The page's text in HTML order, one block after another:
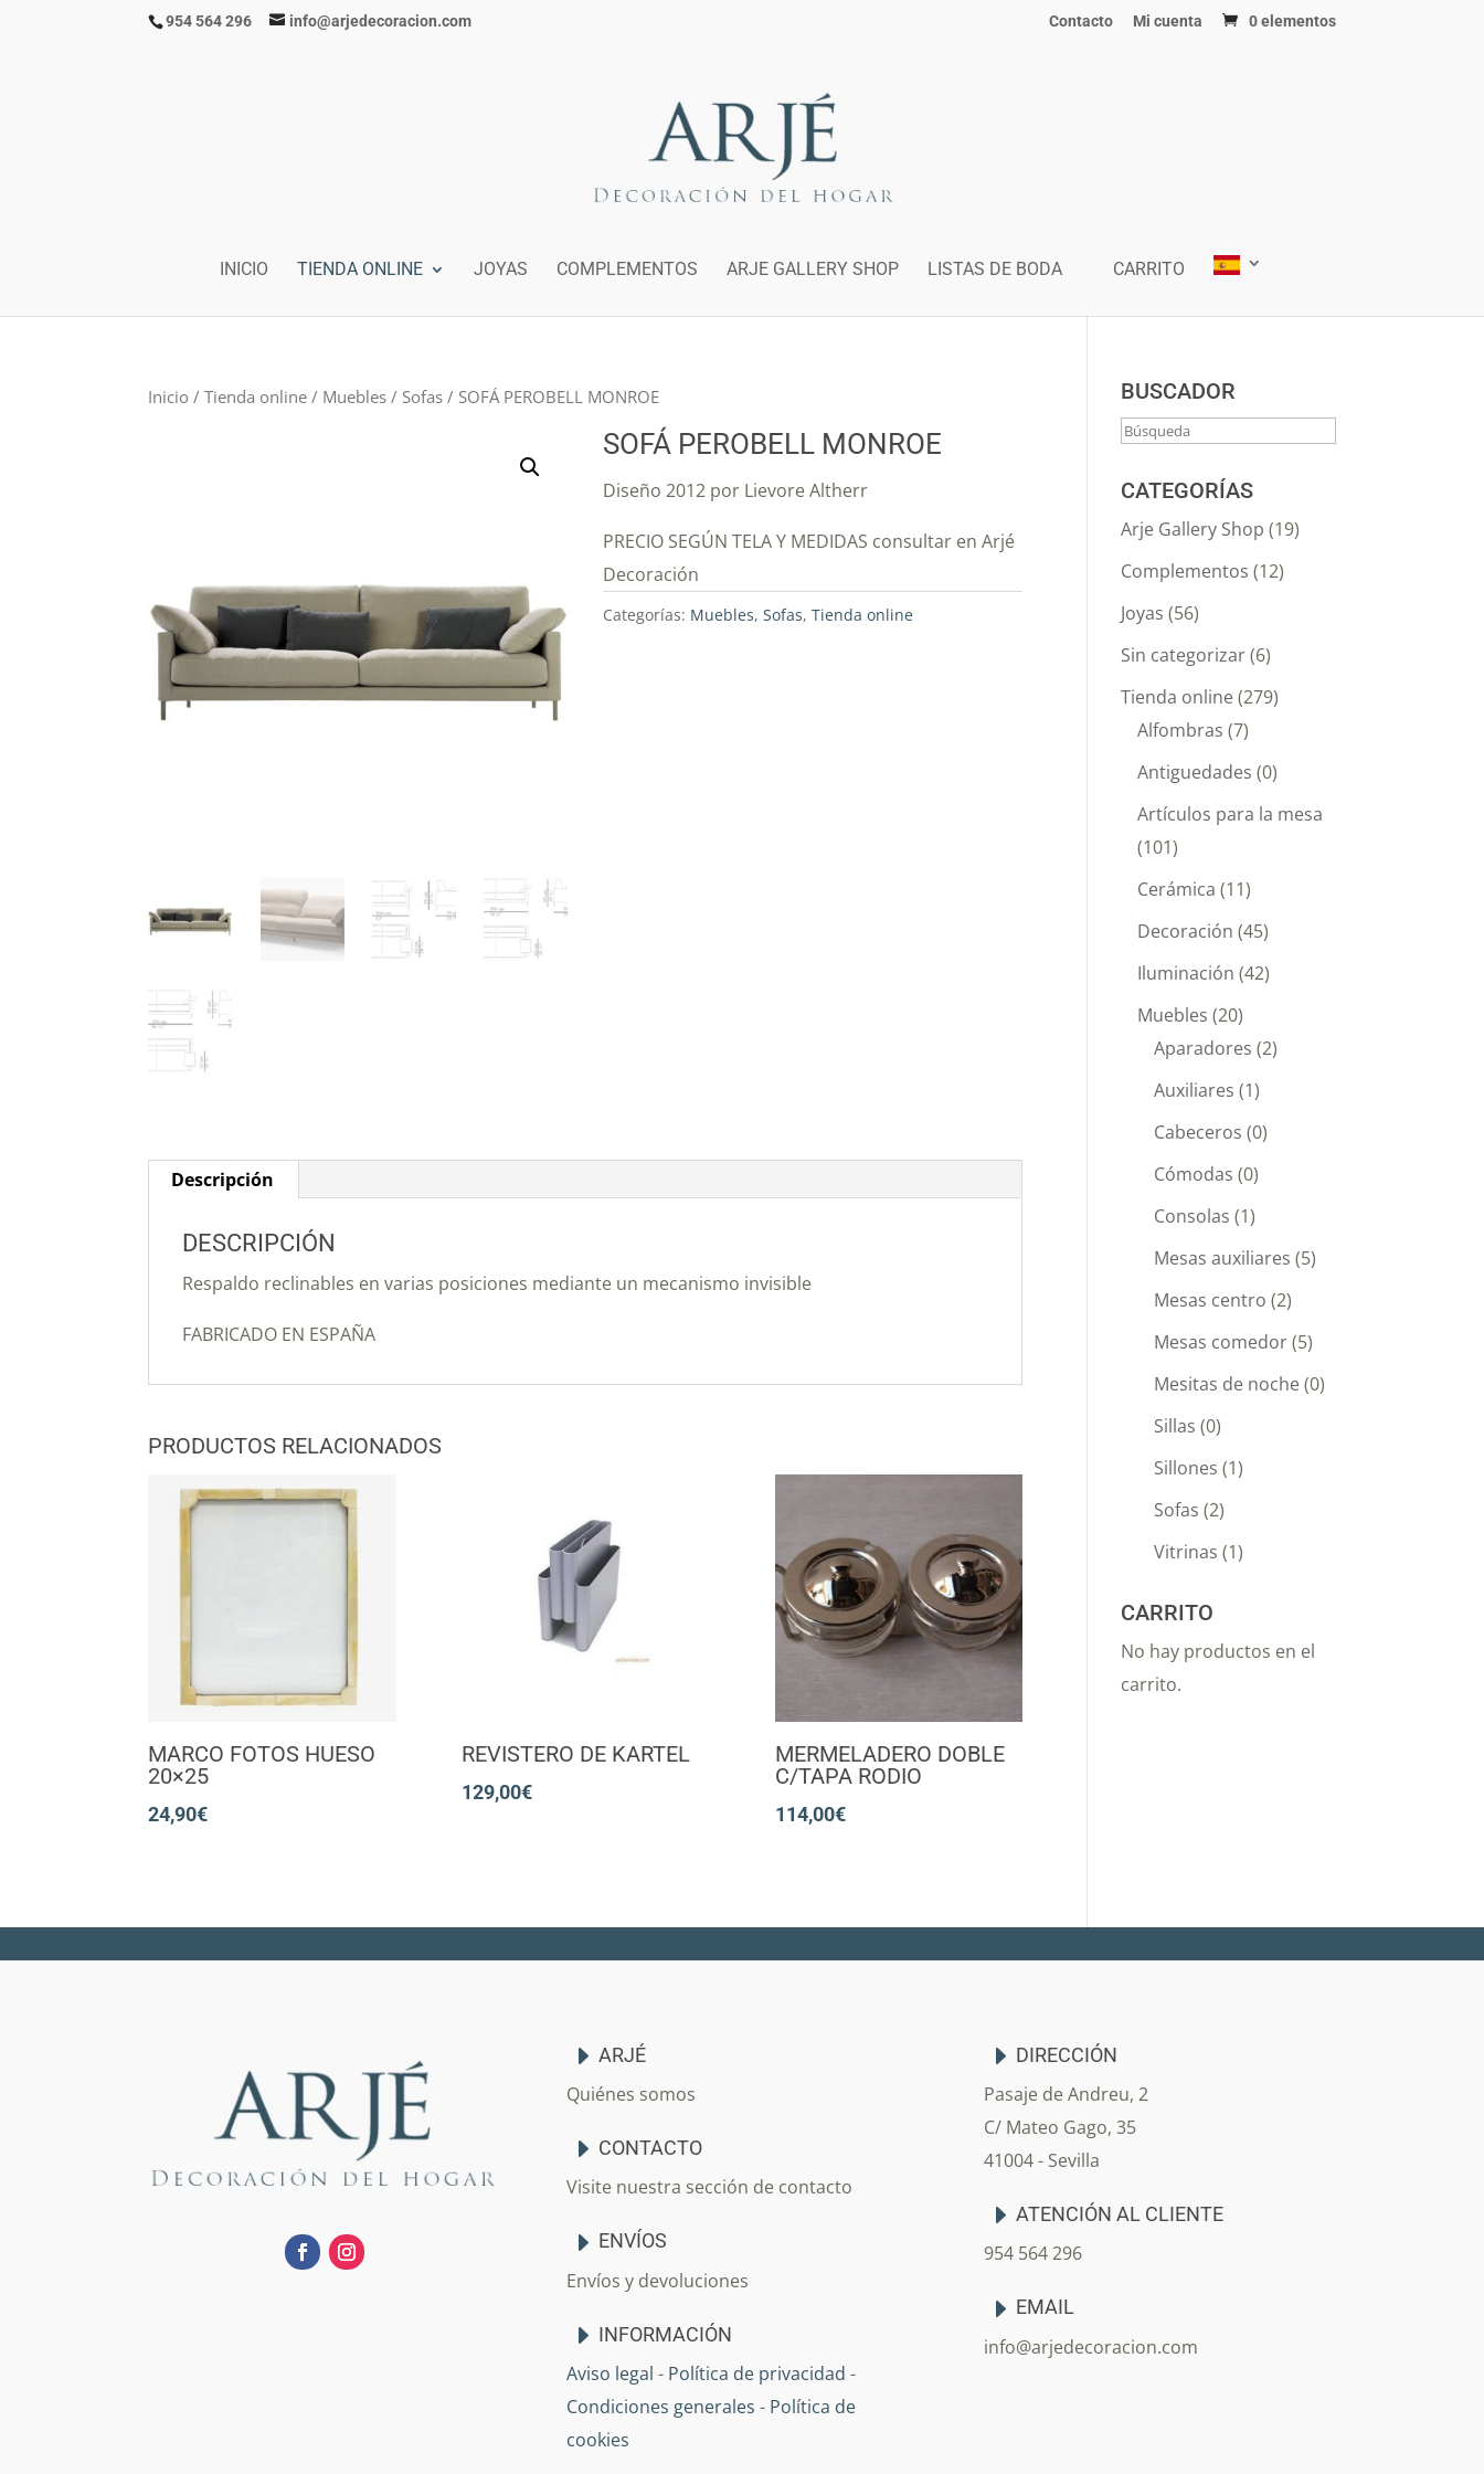
954 564 296 info@arjedecoracion.com Contacto Mi cuenta 0 elementos
INICIO TIENDA ONLINE JOYAS COMPLEMENTOS ARJE GALLERY SHOP LISTAS DE BODA CARRITO
Inicio /Tienda online / Muebles / Sofas / SOFÁ PEROBELL MONROE
SOFÁ PEROBELL MONROE
Diseño 2012 por Lievore Altherr
PRECIO SEGÚN TELA Y MEDIDAS consultar en Arjé
Decoración
Categorías: Muebles,Sofas,Tienda online
Descripción
DESCRIPCIÓN
Respaldo reclinables en varias posiciones mediante un mecanismo invisible
FABRICADO EN ESPAÑA
PRODUCTOS RELACIONADOS
MARCO FOTOS HUESO
20×25
24,90€
REVISTERO DE KARTEL
129,00€
MERMELADERO DOBLE
C/TAPA RODIO
114,00€
BUSCADOR
CATEGORÍAS
Arje Gallery Shop (19)
Complementos (12)
Joyas (56)
Sin categorizar(6)
Tienda online(279)
Alfombras (7)
Antiguedades (0)
Artículos para la mesa
(101)
Cerámica (11)
Decoración (45)
Iluminación (42)
Muebles (20)
Aparadores (2)
Auxiliares (1)
Cabeceros (0)
Cómodas (0)
Consolas (1)
Mesas auxiliares (5)
Mesas centro (2)
Mesas comedor(5)
Mesitas de noche(0)
Sillas (0)
Sillones (1)
Sofas (2)
Vitrinas (1)
CARRITO
No hay productos en el
carrito.
ARJÉ
Quiénes somos
CONTACTO
Visite nuestra sección de contacto
ENVÍOS
Envíos y devoluciones
INFORMACIÓN
Aviso legal - Política de privacidad -
Condiciones generales - Política de
cookies
DIRECCIÓN
Pasaje de Andreu, 2
C/ Mateo Gago, 35
41004 - Sevilla
ATENCIÓN AL CLIENTE
954 564 296
EMAIL
info@arjedecoracion.com